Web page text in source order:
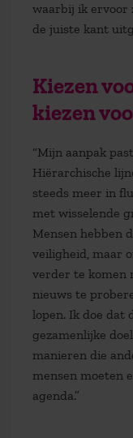
waarbij ik ervoor
de juiste kant
Kiezen
kiezen
“Mijn aanpak
Hiërarchische
steeds meer in
met wisselende
Mensen hebben
veiligheid, maar
verder te komen
nieuws te
lopen. Ik doe dat
gezamenlijke
manieren die
mensen moeten
agenda.”